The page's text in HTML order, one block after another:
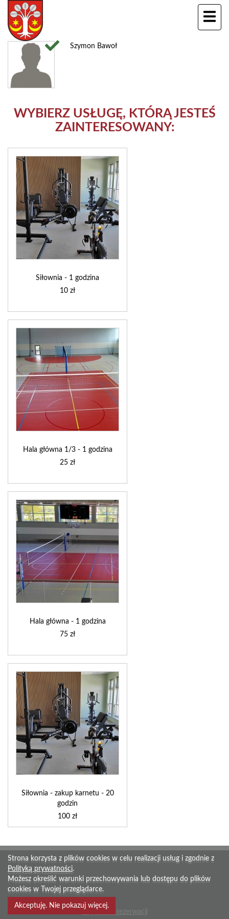
Szymon Bawoł
WYBIERZ USŁUGĘ, KTÓRĄ JESTEŚ
ZAINTERESOWANY:
Siłownia - 1 godzina
10 zł
Hala główna 1/3 - 1 godzina
25 zł
Hala główna - 1 godzina
75 zł
Siłownia - zakup karnetu - 20
godzin
100 zł
Strona korzysta z plików cookies w celu realizacji usług i zgodnie z
Polityką prywatności.
Możesz określić warunki przechowywania lub dostępu do plików
cookies w Twojej przeglądarce.
Regulamin rezerwacji
Strona korzysta z plików cookies w celu realizacji usług i zgodnie z
Polityką prywatności.
Możesz określić warunki przechowywania lub dostępu do plików
cookies w Twojej przeglądarce.
Akceptuję. Nie pokazuj więcej.